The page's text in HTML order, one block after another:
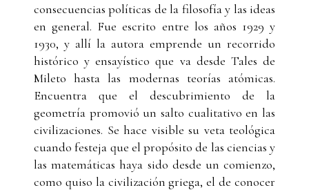
consecuencias políticas de la filosofía y las ideas
en general. Fue escrito entre los años 1929 y
1930, y allí la autora emprende un recorrido
histórico y ensayístico que va desde Tales de
Mileto hasta las modernas teorías atómicas.
Encuentra que el descubrimiento de la
geometría promovió un salto cualitativo en las
civilizaciones. Se hace visible su veta teológica
cuando festeja que el propósito de las ciencias y
las matemáticas haya sido desde un comienzo,
como quiso la civilización griega, el de conocer